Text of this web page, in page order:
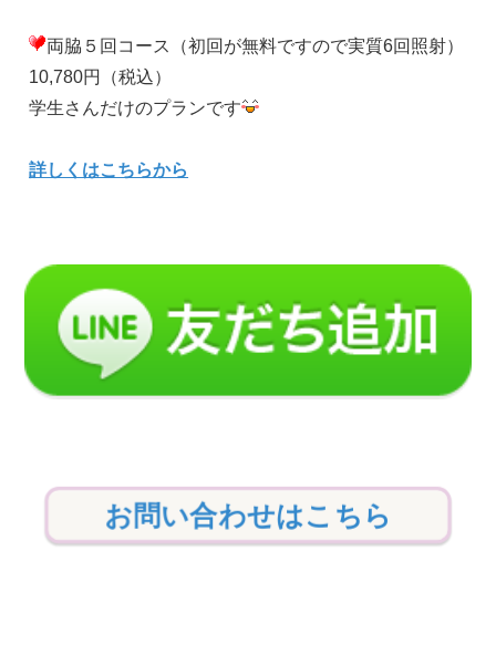
両脇５回コース（初回が無料ですので実質6回照射）
10,780円（税込）
学生さんだけのプランです
詳しくはこちらから
お問い合わせはこちら